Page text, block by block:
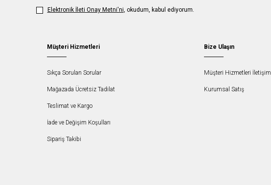
Elektronik İleti Onay Metni'ni, okudum, kabul ediyorum.
Müşteri Hizmetleri
Sıkça Sorulan Sorular
Mağazada Ücretsiz Tadilat
Teslimat ve Kargo
İade ve Değişim Koşulları
Sipariş Takibi
Bize Ulaşın
Müşteri Hizmetleri İletişim
Kurumsal Satış